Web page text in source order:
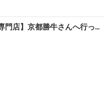
門店】京都勝牛さんへ行っ...